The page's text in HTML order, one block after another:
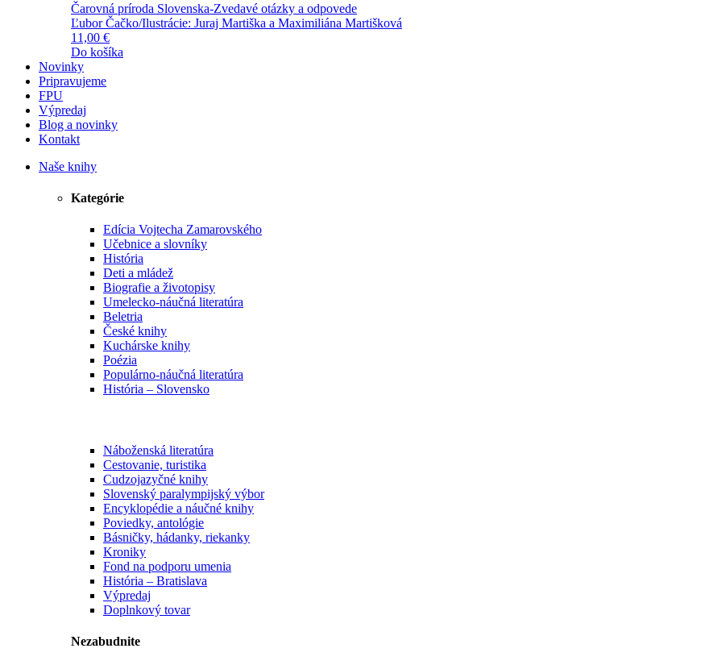
Čarovná príroda Slovenska-Zvedavé otázky a odpovede
Ľubor Čačko/Ilustrácie: Juraj Martiška a Maximiliána Martišková
11,00 €
Do košíka
Novinky
Pripravujeme
FPU
Výpredaj
Blog a novinky
Kontakt
Naše knihy
Kategórie
Edícia Vojtecha Zamarovského
Učebnice a slovníky
História
Deti a mládež
Biografie a životopisy
Umelecko-náučná literatúra
Beletria
České knihy
Kuchárske knihy
Poézia
Populárno-náučná literatúra
História – Slovensko
Náboženská literatúra
Cestovanie, turistika
Cudzojazyčné knihy
Slovenský paralympijský výbor
Encyklopédie a náučné knihy
Poviedky, antológie
Básničky, hádanky, riekanky
Kroniky
Fond na podporu umenia
História – Bratislava
Výpredaj
Doplnkový tovar
Nezabudnite